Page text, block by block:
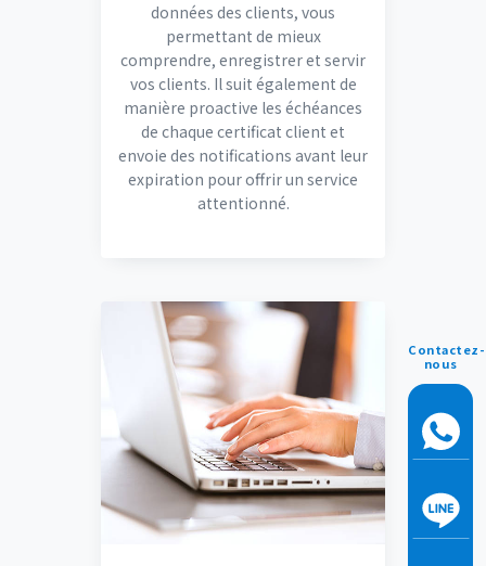
données des clients, vous
permettant de mieux
comprendre, enregistrer et servir
vos clients. Il suit également de
manière proactive les échéances
de chaque certificat client et
envoie des notifications avant leur
expiration pour offrir un service
attentionné.
Contactez-
nous